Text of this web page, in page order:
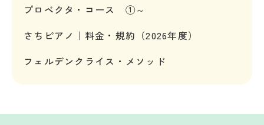
プロベクタ・コース ①～
さちピアノ｜料金・規約（2026年度）
フェルデンクライス・メソッド